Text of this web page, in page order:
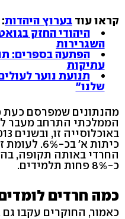
קראו עוד בערוץ היהדות:
היהודי החזק
השגרירות
הפתעה בספרים:
עתיקות
תנועת נוער
שלנו"
מהנתונים שמפרסם כעת
הממלכתי התרחב מעבר
כיתות א'
החרדי באותה תקופה,
כ-8% פחות תלמידים.
כמה חרדים
כאמור, החוקרים עקבו